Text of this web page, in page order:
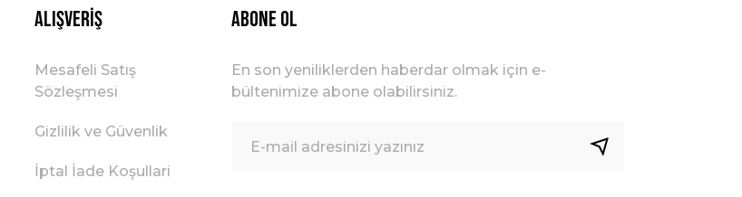
Alışveriş
Mesafeli Satış
Sözleşmesi
Gizlilik ve Güvenlik
İptal İade Koşullari
ABONE OL
En son yeniliklerden haberdar olmak için e-
bültenimize abone olabilirsiniz.